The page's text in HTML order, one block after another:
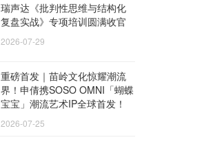
瑞声达《批判性思维与结构化
复盘实战》专项培训圆满收官
2026-07-29
重磅首发｜苗岭文化惊耀潮流
界！申倩携SOSO OMNI「蝴蝶
宝宝」潮流艺术IP全球首发！
2026-07-25